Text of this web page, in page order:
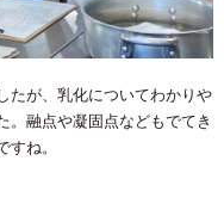
たが、乳化についてわかりや
。融点や凝固点などもでてき
ね。